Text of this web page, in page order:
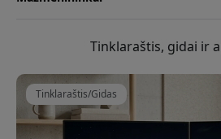
Tinklaraštis, gidai ir
Tinklaraštis/Gidas